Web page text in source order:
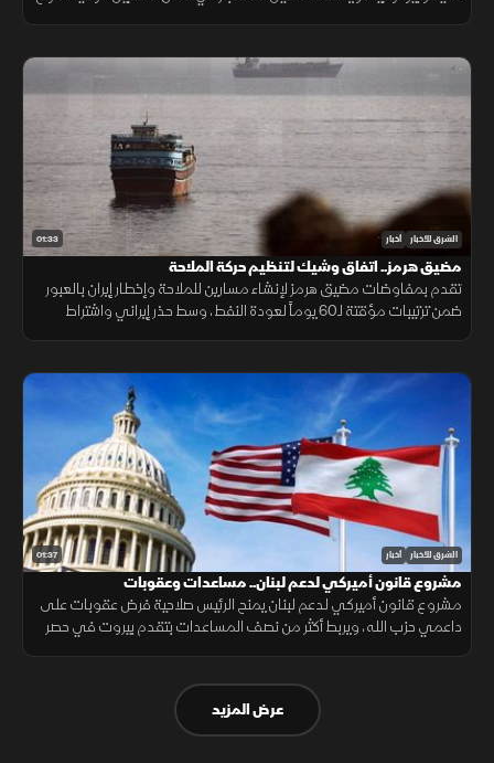
01:33 الشرق للأخبار أخبار
مضيق هرمز.. اتفاق وشيك لتنظيم حركة الملاحة
تقدم بمفاوضات مضيق هرمز لإنشاء مسارين للملاحة وإخطار إيران بالعبور
ضمن ترتيبات مؤقتة لـ60 يوماً لعودة النفط، وسط حذر إيراني واشتراط
01:37 الشرق للأخبار أخبار
مشروع قانون أميركي لدعم لبنان.. مساعدات وعقوبات
مشروع قانون أميركي لدعم لبنان يمنح الرئيس صلاحية فرض عقوبات على
داعمي حزب الله، ويربط أكثر من نصف المساعدات بتقدم بيروت في حصر
عرض المزيد